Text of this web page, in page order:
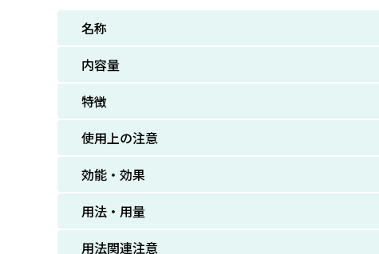
名称
内容量
特徴
使用上の注意
効能・効果
用法・用量
用法関連注意